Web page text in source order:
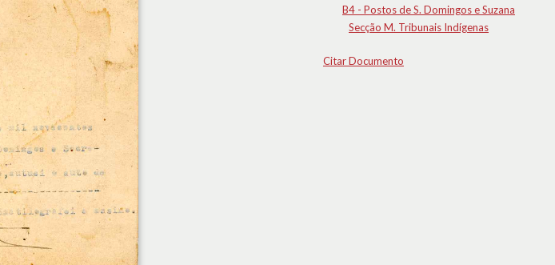
B4 - Postos de S. Domingos e Suzana
Secção M. Tribunais Indígenas
Citar Documento